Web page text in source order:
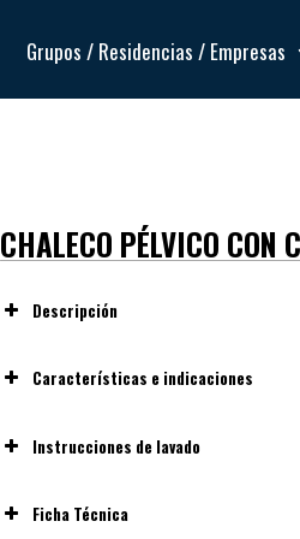
Grupos / Residencias / Empresas
CHALECO PÉLVICO CON
Descripción
Características e indicaciones
Cinchas de regulación con cierres
Instrucciones de lavado
Pegar los velcros:
daños en el tejido.
Ficha Técnica